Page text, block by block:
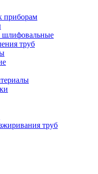
приборам
шлифовальные
труб
труб